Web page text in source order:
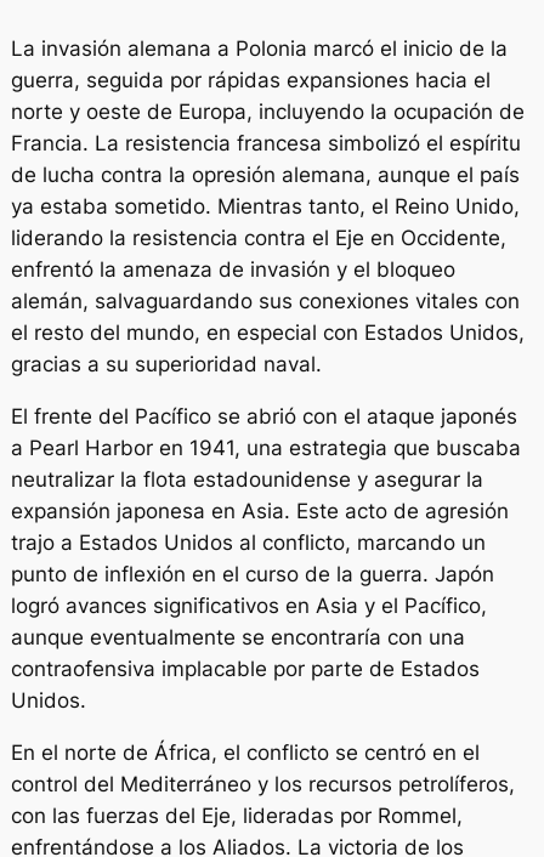
La invasión alemana a Polonia marcó el inicio de la
guerra, seguida por rápidas expansiones hacia el
norte y oeste de Europa, incluyendo la ocupación de
Francia. La resistencia francesa simbolizó el espíritu
de lucha contra la opresión alemana, aunque el país
ya estaba sometido. Mientras tanto, el Reino Unido,
liderando la resistencia contra el Eje en Occidente,
enfrentó la amenaza de invasión y el bloqueo
alemán, salvaguardando sus conexiones vitales con
el resto del mundo, en especial con Estados Unidos,
gracias a su superioridad naval.
El frente del Pacífico se abrió con el ataque japonés
a Pearl Harbor en 1941, una estrategia que buscaba
neutralizar la flota estadounidense y asegurar la
expansión japonesa en Asia. Este acto de agresión
trajo a Estados Unidos al conflicto, marcando un
punto de inflexión en el curso de la guerra. Japón
logró avances significativos en Asia y el Pacífico,
aunque eventualmente se encontraría con una
contraofensiva implacable por parte de Estados
Unidos.
En el norte de África, el conflicto se centró en el
control del Mediterráneo y los recursos petrolíferos,
con las fuerzas del Eje, lideradas por Rommel,
enfrentándose a los Aliados. La victoria de los